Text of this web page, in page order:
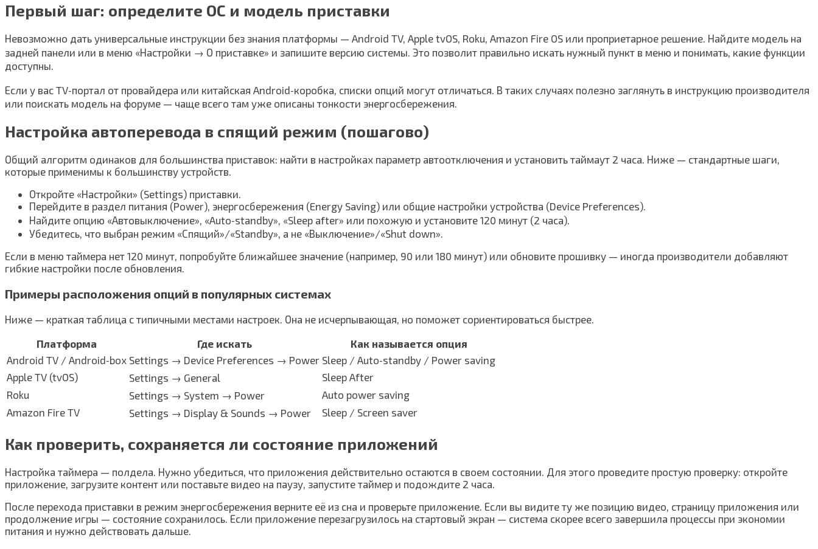
Первый шаг: определите ОС и модель приставки
Невозможно дать универсальные инструкции без знания платформы — Android TV, Apple tvOS, Roku, Amazon Fire OS или проприетарное решение. Найдите модель на
задней панели или в меню «Настройки → О приставке» и запишите версию системы. Это позволит правильно искать нужный пункт в меню и понимать, какие функции
доступны.
Если у вас TV‑портал от провайдера или китайская Android‑коробка, списки опций могут отличаться. В таких случаях полезно заглянуть в инструкцию производителя
или поискать модель на форуме — чаще всего там уже описаны тонкости энергосбережения.
Настройка автоперевода в спящий режим (пошагово)
Общий алгоритм одинаков для большинства приставок: найти в настройках параметр автоотключения и установить таймаут 2 часа. Ниже — стандартные шаги,
которые применимы к большинству устройств.
Откройте «Настройки» (Settings) приставки.
Перейдите в раздел питания (Power), энергосбережения (Energy Saving) или общие настройки устройства (Device Preferences).
Найдите опцию «Автовыключение», «Auto‑standby», «Sleep after» или похожую и установите 120 минут (2 часа).
Убедитесь, что выбран режим «Спящий»/«Standby», а не «Выключение»/«Shut down».
Если в меню таймера нет 120 минут, попробуйте ближайшее значение (например, 90 или 180 минут) или обновите прошивку — иногда производители добавляют
гибкие настройки после обновления.
Примеры расположения опций в популярных системах
Ниже — краткая таблица с типичными местами настроек. Она не исчерпывающая, но поможет сориентироваться быстрее.
Платформа
Где искать
Как называется опция
Android TV / Android‑box Settings → Device Preferences → Power Sleep / Auto‑standby / Power saving
Apple TV (tvOS)
Settings → General
Sleep After
Roku
Settings → System → Power
Auto power saving
Amazon Fire TV
Settings → Display & Sounds → Power Sleep / Screen saver
Как проверить, сохраняется ли состояние приложений
Настройка таймера — полдела. Нужно убедиться, что приложения действительно остаются в своем состоянии. Для этого проведите простую проверку: откройте
приложение, загрузите контент или поставьте видео на паузу, запустите таймер и подождите 2 часа.
После перехода приставки в режим энергосбережения верните её из сна и проверьте приложение. Если вы видите ту же позицию видео, страницу приложения или
продолжение игры — состояние сохранилось. Если приложение перезагрузилось на стартовый экран — система скорее всего завершила процессы при экономии
питания и нужно действовать дальше.